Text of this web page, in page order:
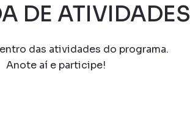
DE ATIVIDADES
das atividades do programa.
Anote aí e participe!